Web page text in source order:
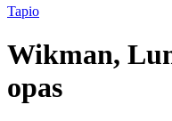
Tapio
Wikman,
opas